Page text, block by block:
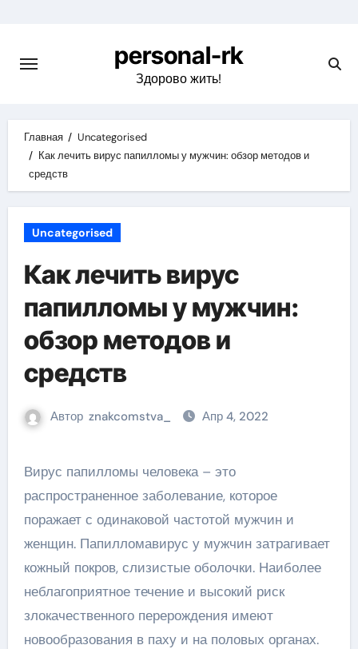
содержимому
personal-rk
Здорово жить!
Главная
Uncategorised
Как лечить вирус папилломы у мужчин: обзор методов и
средств
Uncategorised
Как лечить вирус
папилломы у мужчин:
обзор методов и
средств
Автор znakcomstva_ Апр 4, 2022
Вирус папилломы человека – это
распространенное заболевание, которое
поражает с одинаковой частотой мужчин и
женщин. Папилломавирус у мужчин затрагивает
кожный покров, слизистые оболочки. Наиболее
неблагоприятное течение и высокий риск
злокачественного перерождения имеют
новообразования в паху и на половых органах.